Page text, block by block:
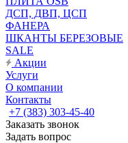
ДСП, ДВП, ЦСП
ФАНЕРА
ШКАНТЫ БЕРЕЗОВЫЕ
SALE
Акции
Услуги
О компании
Контакты
+7 (383) 303-45-40
Заказать звонок
Задать вопрос